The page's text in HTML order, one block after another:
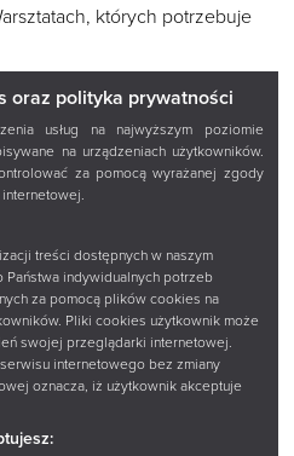
oraz polityka prywatności
usług na najwyższym poziomie
na urządzeniach użytkowników.
za pomocą wyrażanej zgody
treści dostępnych w naszym
indywidualnych potrzeb
za pomocą plików cookies na
Pliki cookies użytkownik może
swojej przeglądarki internetowej.
internetowego bez zmiany
oznacza, iż użytkownik akceptuje
których potrzebuje
dla siebie spośród:
doświadcz interaktywnego
graficzne
Nowe strony
jak klocki LEGO mogą stać
integracji i rozwoju
dla młodych i seniorów;
– naucz się wykorzystywać
i prostych memów
promować czytelnictwo.
aleobowiązują zapisy: